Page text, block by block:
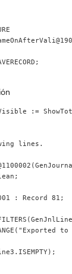
:=
lines.
: Record 81;
to